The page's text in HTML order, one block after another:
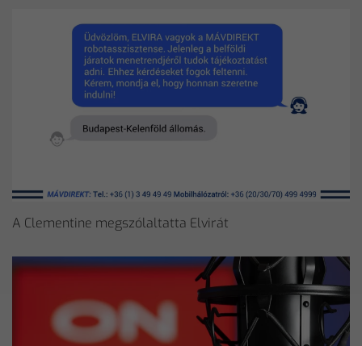
A Clementine megszólaltatta Elvirát